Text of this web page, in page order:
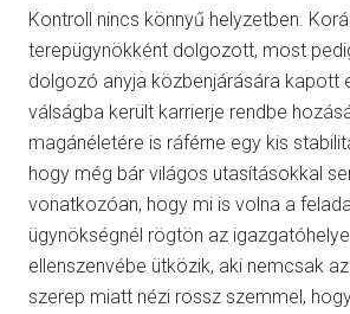
Kontroll nincs könnyű helyzetben.
terepügynökként dolgozott, most
dolgozó anyja közbenjárására kapott
válságba került karrierje rendbe
magánéletére is ráférne egy kis
hogy még bár világos utasításokkal
vonatkozóan, hogy mi is volna a
ügynökségnél rögtön az
ellenszenvébe ütközik, aki nemcsak
szerep miatt nézi rossz szemmel,